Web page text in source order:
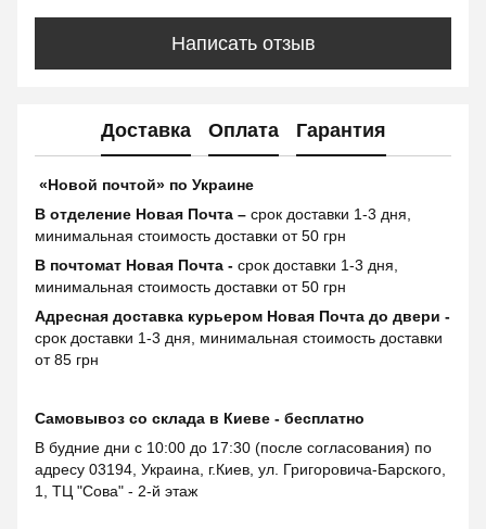
Написать отзыв
Доставка Оплата Гарантия
«Новой почтой» по Украине
В отделение Новая Почта – срок доставки 1-3 дня,
минимальная стоимость доставки от 50 грн
В почтомат Новая Почта - срок доставки 1-3 дня,
минимальная стоимость доставки от 50 грн
Адресная доставка курьером Новая Почта до двери -
срок доставки 1-3 дня, минимальная стоимость доставки
от 85 грн
Самовывоз со склада в Киеве - бесплатно
В будние дни с 10:00 до 17:30 (после согласования) по
адресу 03194, Украина, г.Киев, ул. Григоровича-Барского,
1, ТЦ "Сова" - 2-й этаж